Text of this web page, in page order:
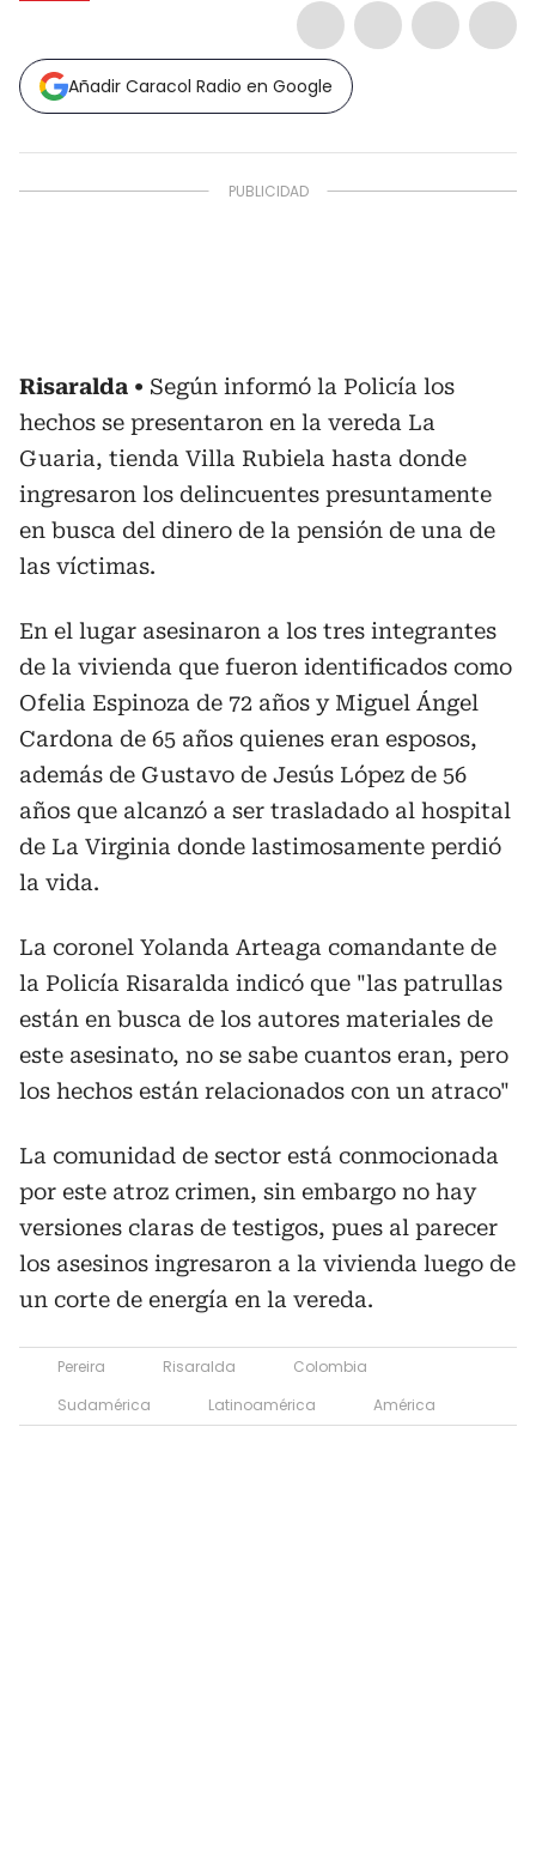
Añadir Caracol Radio en Google
Risaralda
Según informó la Policía los
hechos se presentaron en la vereda La
Guaria, tienda Villa Rubiela hasta donde
ingresaron los delincuentes presuntamente
en busca del dinero de la pensión de una de
las víctimas.
En el lugar asesinaron a los tres integrantes
de la vivienda que fueron identificados como
Ofelia Espinoza de 72 años y Miguel Ángel
Cardona de 65 años quienes eran esposos,
además de Gustavo de Jesús López de 56
años que alcanzó a ser trasladado al hospital
de La Virginia donde lastimosamente perdió
la vida.
La coronel Yolanda Arteaga comandante de
la Policía Risaralda indicó que "las patrullas
están en busca de los autores materiales de
este asesinato, no se sabe cuantos eran, pero
los hechos están relacionados con un atraco"
La comunidad de sector está conmocionada
por este atroz crimen, sin embargo no hay
versiones claras de testigos, pues al parecer
los asesinos ingresaron a la vivienda luego de
un corte de energía en la vereda.
Pereira Risaralda
Colombia
Sudamérica
Latinoamérica América